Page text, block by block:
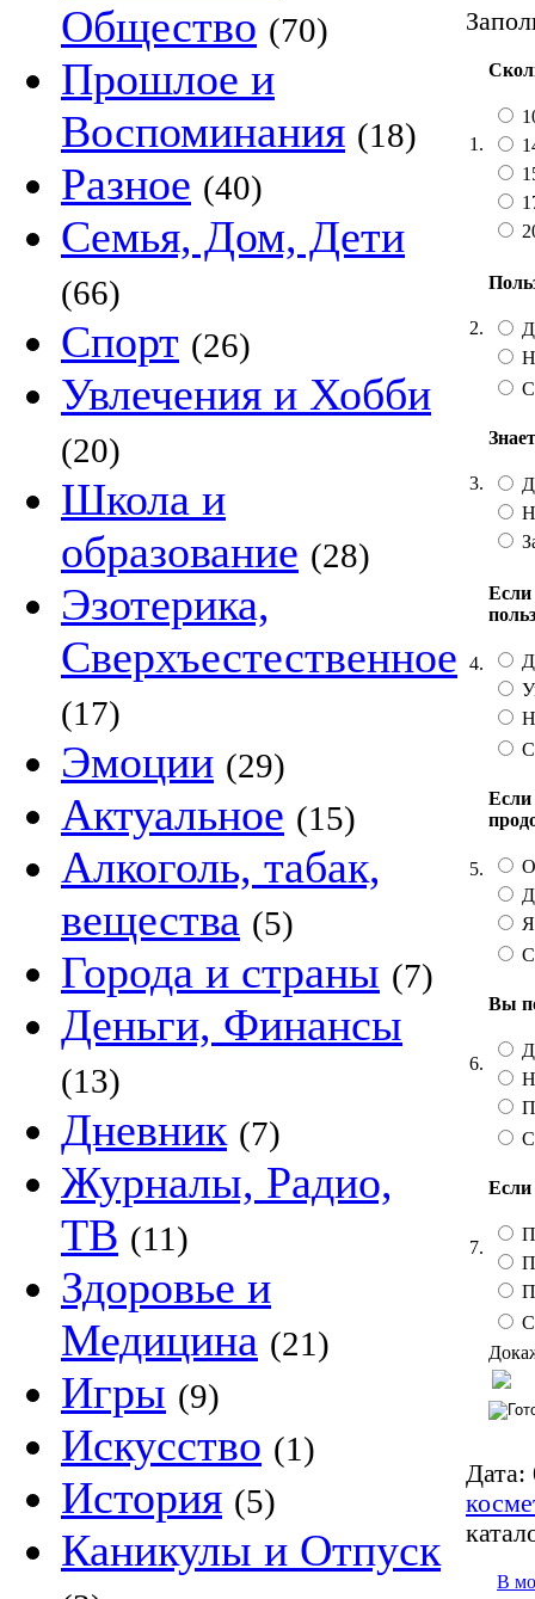
Общество (70)
Прошлое и
Воспоминания (18)
Разное (40)
Семья, Дом, Дети
(66)
Спорт (26)
Увлечения и Хобби
(20)
Школа и
образование (28)
Эзотерика,
Сверхъестественное
(17)
Эмоции (29)
Актуальное (15)
Алкоголь, табак,
вещества (5)
Города и страны (7)
Деньги, Финансы
(13)
Дневник (7)
Журналы, Радио,
ТВ (11)
Здоровье и
Медицина (21)
Игры (9)
Искусство (1)
История (5)
Каникулы и Отпуск
1.
2.
3.
4.
Если
5.
Если
6.
Вы
7.
Если
Дата:
В